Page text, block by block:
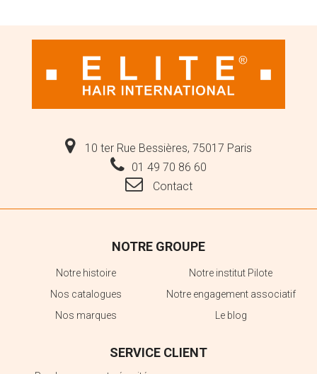
10 ter Rue Bessières, 75017 Paris
01 49 70 86 60
Contact
NOTRE GROUPE
Notre histoire
Notre institut Pilote
Nos catalogues
Notre engagement associatif
Nos marques
Le blog
SERVICE CLIENT